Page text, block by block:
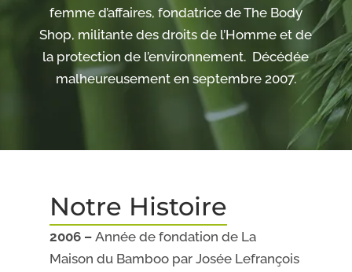
femme d’affaires, fondatrice de The Body
Shop, militante des droits de l’Homme et de
la protection de l’environnement. Décédée
malheureusement en septembre 2007.
Notre Histoire
2006 – Année de fondation de La
Maison du Bamboo par Josée Lefrançois